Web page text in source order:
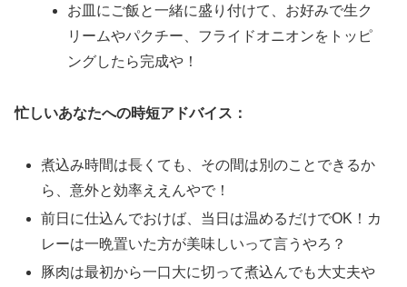
お皿にご飯と一緒に盛り付けて、お好みで生ク
リームやパクチー、フライドオニオンをトッピ
ングしたら完成や！
忙しいあなたへの時短アドバイス：
煮込み時間は長くても、その間は別のことできるか
ら、意外と効率ええんやで！
前日に仕込んでおけば、当日は温めるだけでOK！カ
レーは一晩置いた方が美味しいって言うやろ？
豚肉は最初から一口大に切って煮込んでも大丈夫や